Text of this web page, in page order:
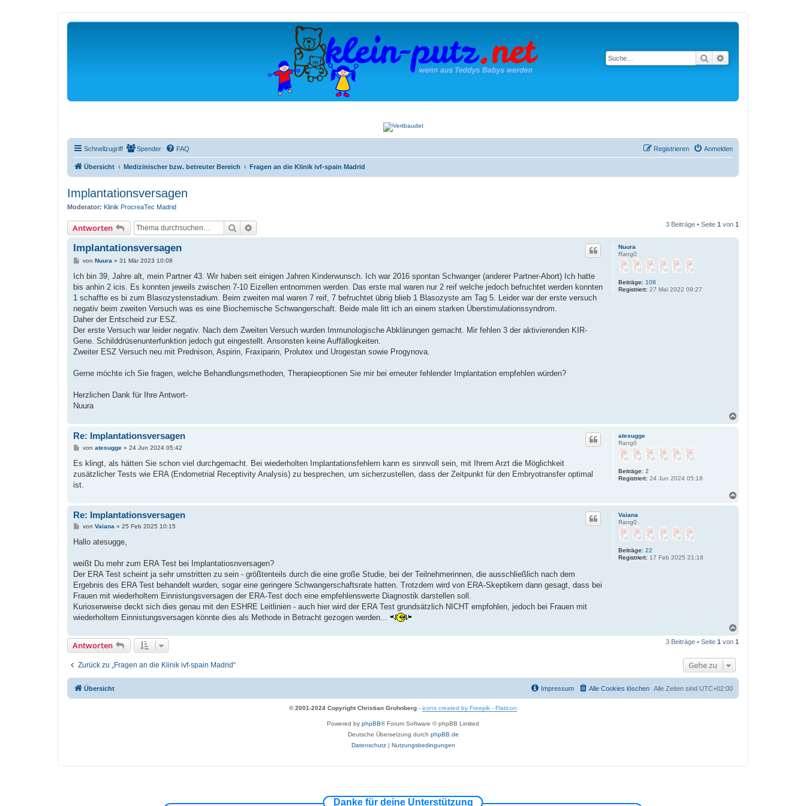
Suche
Schnellzugriff Spender FAQ Anmelden
Registrieren
Übersicht Medizinischer bzw. betreuter Bereich Fragen an die Klinik ivf-spain Madrid
Implantationsversagen
Moderator: Klinik ProcreaTec Madrid
Antworten Suche 3 Beiträge • Seite 1 von 1
Nuura
Rang0
Beiträge: 108
Registriert: 27 Mai 2022 09:27
Implantationsversagen
B
i
r
a
von Nuura » 31 Mär 2023 10:08
Ich bin 39, Jahre alt, mein Partner 43. Wir haben seit einigen Jahren Kinderwunsch. Ich war 2016 spontan Schwanger (anderer Partner-Abort) Ich hatte
bis anhin 2 icis. Es konnten jeweils zwischen 7-10 Eizellen entnommen werden. Das erste mal waren nur 2 reif welche jedoch befruchtet werden konnten
1 schaffte es bi zum Blasozystenstadium. Beim zweiten mal waren 7 reif, 7 befruchtet übrig blieb 1 Blasozyste am Tag 5. Leider war der erste versuch
negativ beim zweiten Versuch was es eine Biochemische Schwangerschaft. Beide male litt ich an einem starken Überstimulationssyndrom.
Daher der Entscheid zur ESZ.
Der erste Versuch war leider negativ. Nach dem Zweiten Versuch wurden Immunologische Abklärungen gemacht. Mir fehlen 3 der aktivierenden KIR-
Gene. Schilddrüsenunterfunktion jedoch gut eingestellt. Ansonsten keine Auffällogkeiten.
Zweiter ESZ Versuch neu mit Prednison, Aspirin, Fraxiparin, Prolutex und Urogestan sowie Progynova.
Gerne möchte ich Sie fragen, welche Behandlungsmethoden, Therapieoptionen Sie mir bei erneuter fehlender Implantation empfehlen würden?
Herzlichen Dank für Ihre Antwort-
Nuura
atesugge
Rang0
Beiträge: 2
Registriert: 24 Jun 2024 05:18
Re: Implantationsversagen
B
i
r
a
von atesugge» 24 Jun 2024 05:42
Es klingt, als hätten Sie schon viel durchgemacht. Bei wiederholten Implantationsfehlern kann es sinnvoll sein, mit Ihrem Arzt die Möglichkeit
zusätzlicher Tests wie ERA (Endometrial Receptivity Analysis) zu besprechen, um sicherzustellen, dass der Zeitpunkt für den Embryotransfer optimal
ist.
Vaiana
Rang0
Beiträge: 22
Registriert: 17 Feb 2025 21:18
Re: Implantationsversagen
B
i
a
von Vaiana » 25 Feb 2025 10:15
Hallo atesugge,
weißt Du mehr zum ERA Test bei Implantatiosnversagen?
Der ERA Test scheint ja sehr umstritten zu sein - größtenteils durch die eine große Studie, bei der Teilnehmerinnen, die ausschließlich nach dem
Ergebnis des ERA Test behandelt wurden, sogar eine geringere Schwangerschaftsrate hatten. Trotzdem wird von ERA-Skeptikern dann gesagt, dass bei
Frauen mit wiederholtem Einnistungsversagen der ERA-Test doch eine empfehlenswerte Diagnostik darstellen soll.
Kurioserweise deckt sich dies genau mit den ESHRE Leitlinien - auch hier wird der ERA Test grundsätzlich NICHT empfohlen, jedoch bei Frauen mit
wiederholtem Einnistungsversagen könnte dies als Methode in Betracht gezogen werden...
c
Antworten 3 Beiträge • Seite 1 von 1
Zurück zu „Fragen an die Klinik ivf-spain Madrid“ Gehe zu
Übersicht Alle Zeiten sind UTC+02:00
Alle Cookies löschen
Impressum
© 2001-2024 Copyright Christian Grohnberg - icons created by Freepik - Flaticon
Powered by phpBB® Forum Software © phpBB Limited
Deutsche Übersetzung durch phpBB.de
Datenschutz| Nutzungsbedingungen
Danke für deine Unterstützung